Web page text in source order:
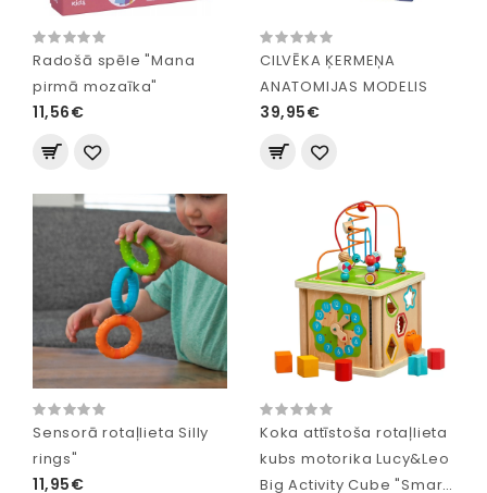
Radošā spēle "Mana
pirmā mozaīka"
11,56€
CILVĒKA ĶERMEŅA
ANATOMIJAS MODELIS
39,95€
Sensorā rotaļlieta Silly
rings"
11,95€
Koka attīstoša rotaļlieta
kubs motorika Lucy&Leo
Big Activity Cube "Smart"